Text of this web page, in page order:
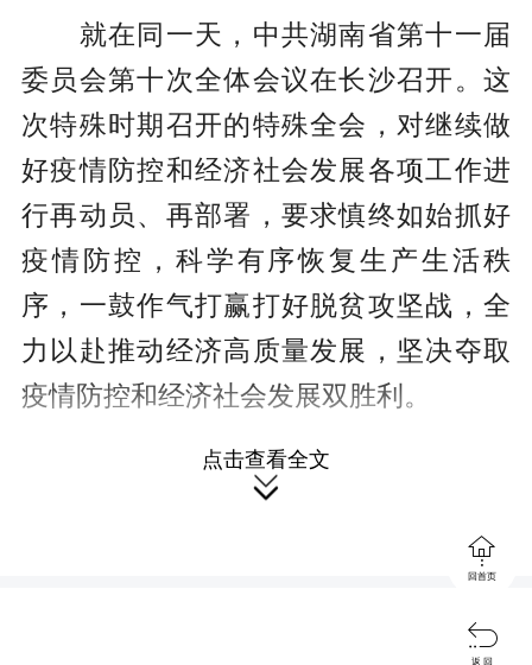
就在同一天，中共湖南省第十一届
委员会第十次全体会议在长沙召开。这
次特殊时期召开的特殊全会，对继续做
好疫情防控和经济社会发展各项工作进
行再动员、再部署，要求慎终如始抓好
疫情防控，科学有序恢复生产生活秩
序，一鼓作气打赢打好脱贫攻坚战，全
力以赴推动经济高质量发展，坚决夺取
疫情防控和经济社会发展双胜利。
前湖南住院确诊病例已实现清零，省内
好态势不断拓展，但境外尤其是欧美国
点击查看全文


回首页

返 回